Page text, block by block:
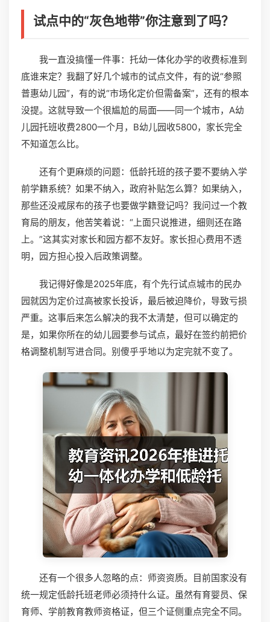
试点中的“灰色地带”你注意到了吗？
我一直没搞懂一件事：托幼一体化办学的收费标准到
底谁来定？我翻了好几个城市的试点文件，有的说“参照
普惠幼儿园”，有的说“市场化定价但需备案”，还有的根本
没提。这就导致一个很尴尬的局面——同一个城市，A幼
儿园托班收费2800一个月，B幼儿园收5800，家长完全
不知道怎么比。
还有个更麻烦的问题：低龄托班的孩子要不要纳入学
前学籍系统？如果不纳入，政府补贴怎么算？如果纳入，
那些还没戒尿布的孩子也要做学籍登记吗？我问过一个教
育局的朋友，他苦笑着说：“上面只说推进，细则还在路
上。”这其实对家长和园方都不友好。家长担心费用不透
明，园方担心投入后政策调整。
我记得好像是2025年底，有个先行试点城市的民办
园就因为定价过高被家长投诉，最后被迫降价，导致亏损
严重。这事后来怎么解决的我不太清楚，但可以确定的
是，如果你所在的幼儿园要参与试点，最好在签约前把价
格调整机制写进合同。别傻乎乎地以为定完就不变了。
还有一个很多人忽略的点：师资资质。目前国家没有
统一规定低龄托班老师必须持什么证。虽然有育婴员、保
育师、学前教育教师资格证，但三个证侧重点完全不同。